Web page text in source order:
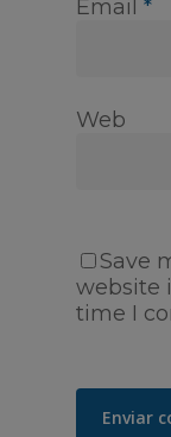
Email *
Web
Save
website
time I